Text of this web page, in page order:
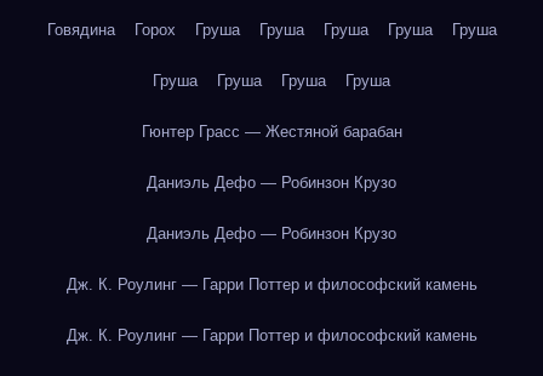
Говядина Горох Груша Груша Груша Груша Груша
Груша Груша Груша Груша
Гюнтер Грасс — Жестяной барабан
Даниэль Дефо — Робинзон Крузо
Даниэль Дефо — Робинзон Крузо
Дж. К. Роулинг — Гарри Поттер и философский камень
Дж. К. Роулинг — Гарри Поттер и философский камень